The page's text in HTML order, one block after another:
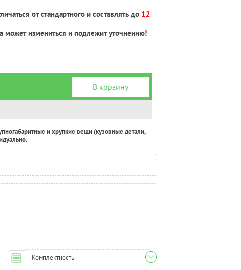
от стандартного и составлять до 12
может измениться и подлежит уточнению!
В корзину
и хрупкие вещи (кузовные детали,
Комплектность